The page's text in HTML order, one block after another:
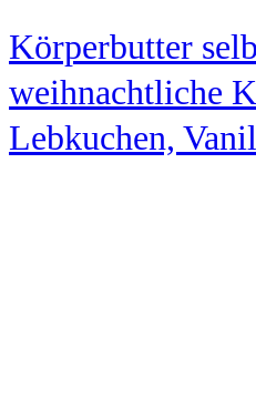
Körperbutter
weihnachtliche
Lebkuchen,